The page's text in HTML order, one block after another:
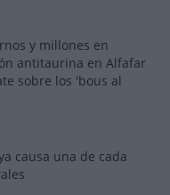
y millones en
antitaurina en Alfafar
sobre los 'bous al
causa una de cada